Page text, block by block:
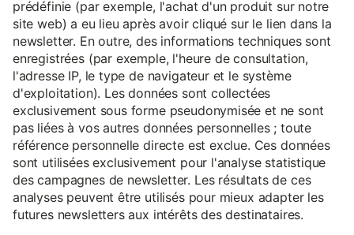
prédéfinie (par exemple, l'achat d'un produit sur notre
site web) a eu lieu après avoir cliqué sur le lien dans la
newsletter. En outre, des informations techniques sont
enregistrées (par exemple, l'heure de consultation,
l'adresse IP, le type de navigateur et le système
d'exploitation). Les données sont collectées
exclusivement sous forme pseudonymisée et ne sont
pas liées à vos autres données personnelles ; toute
référence personnelle directe est exclue. Ces données
sont utilisées exclusivement pour l'analyse statistique
des campagnes de newsletter. Les résultats de ces
analyses peuvent être utilisés pour mieux adapter les
futures newsletters aux intérêts des destinataires.